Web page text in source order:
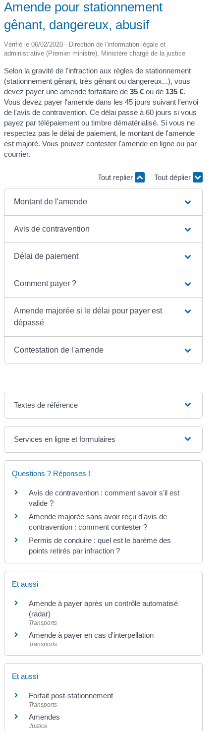
Amende pour stationnement
gênant, dangereux, abusif
Vérifié le 06/02/2020 - Direction de l'information légale et
administrative (Premier ministre), Ministère chargé de la justice
Selon la gravité de l'infraction aux règles de stationnement
(stationnement gênant, très gênant ou dangereux...), vous
devez payer uneamende forfaitaire de35 € ou de 135 €.
Vous devez payer l'amende dans les 45 jours suivant l'envoi
de l'avis de contravention. Ce délai passe à 60 jours si vous
payez par télépaiement ou timbre dématérialisé. Si vous ne
respectez pas le délai de paiement, le montant de l'amende
est majoré. Vous pouvez contester l'amende en ligne ou par
courrier.
Tout replier Tout déplier
Montant de l'amende
Avis de contravention
Délai de paiement
Comment payer ?
Amende majorée si le délai pour payer est
dépassé
Contestation de l'amende
Textes de référence
Services en ligne et formulaires
Questions ? Réponses !
Avis de contravention : comment savoir s'il est
valide ?
Amende majorée sans avoir reçu d'avis de
contravention : comment contester ?
Permis de conduire : quel est le barème des
points retirés par infraction ?
Et aussi
Amende à payer après un contrôle automatisé
(radar)
Transports
Amende à payer en cas d'interpellation
Transports
Et aussi
Forfait post-stationnement
Transports
Amendes
Justice